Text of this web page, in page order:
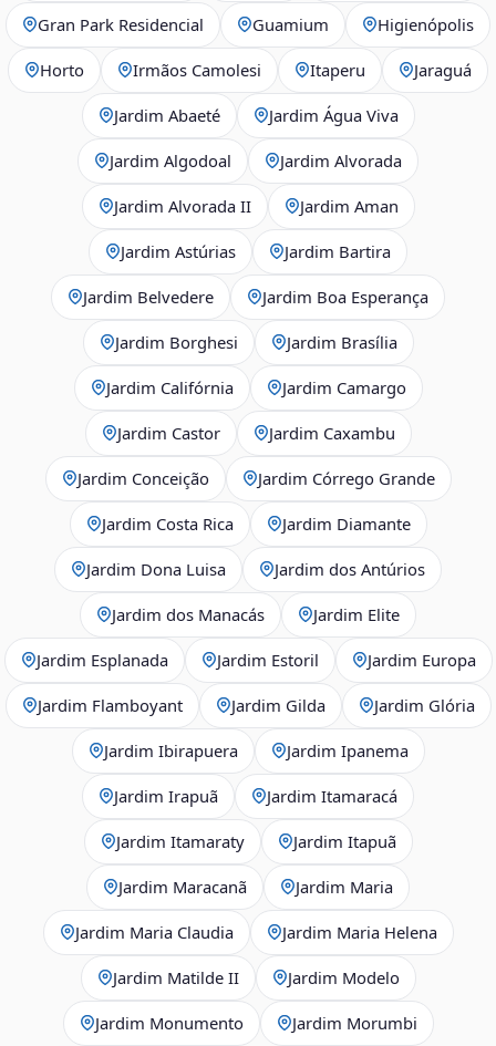
Gran Park Residencial Guamium Higienópolis
Horto Irmãos Camolesi Itaperu Jaraguá
Jardim Abaeté Jardim Água Viva
Jardim Algodoal Jardim Alvorada
Jardim Alvorada II Jardim Aman
Jardim Astúrias Jardim Bartira
Jardim Belvedere Jardim Boa Esperança
Jardim Borghesi Jardim Brasília
Jardim Califórnia Jardim Camargo
Jardim Castor Jardim Caxambu
Jardim Conceição Jardim Córrego Grande
Jardim Costa Rica Jardim Diamante
Jardim Dona Luisa Jardim dos Antúrios
Jardim dos Manacás Jardim Elite
Jardim Esplanada Jardim Estoril Jardim Europa
Jardim Flamboyant Jardim Gilda Jardim Glória
Jardim Ibirapuera Jardim Ipanema
Jardim Irapuã Jardim Itamaracá
Jardim Itamaraty Jardim Itapuã
Jardim Maracanã Jardim Maria
Jardim Maria Claudia Jardim Maria Helena
Jardim Matilde II Jardim Modelo
Jardim Monumento Jardim Morumbi